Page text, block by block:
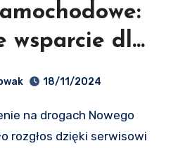
wsparcie dla
managerów
18/11/2024
rozgłos dzięki serwisowi